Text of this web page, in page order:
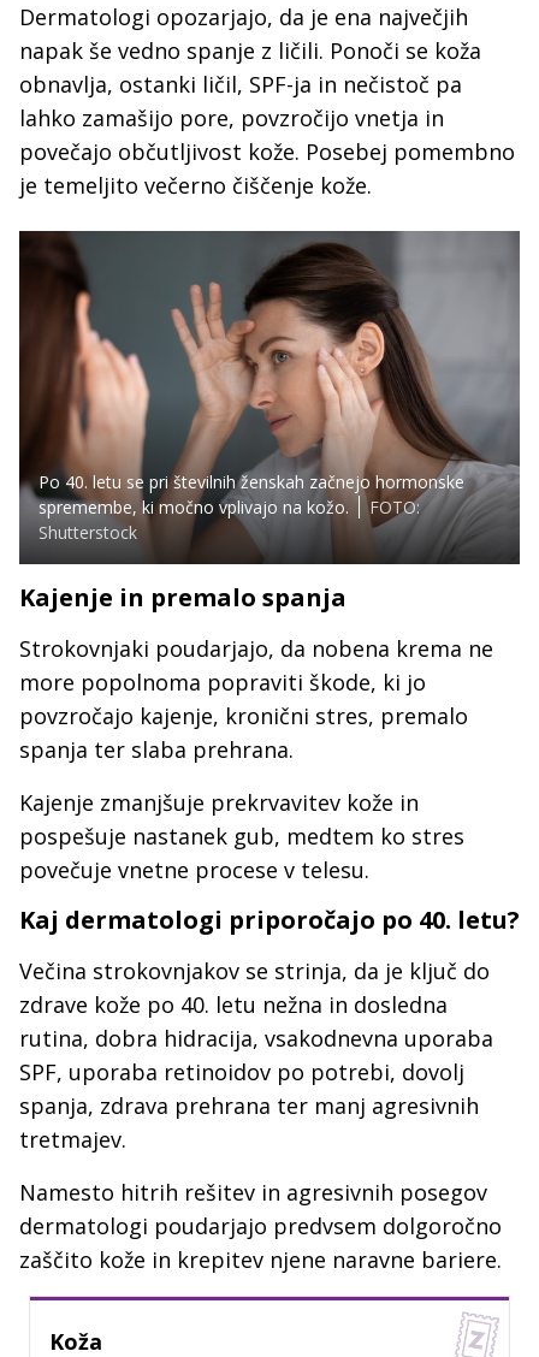
Dermatologi opozarjajo, da je ena največjih
napak še vedno spanje z ličili. Ponoči se koža
obnavlja, ostanki ličil, SPF-ja in nečistoč pa
lahko zamašijo pore, povzročijo vnetja in
povečajo občutljivost kože. Posebej pomembno
je temeljito večerno čiščenje kože.
Po 40. letu se pri številnih ženskah začnejo hormonske
spremembe, ki močno vplivajo na kožo.
FOTO:
Shutterstock
Kajenje in premalo spanja
Strokovnjaki poudarjajo, da nobena krema ne
more popolnoma popraviti škode, ki jo
povzročajo kajenje, kronični stres, premalo
spanja ter slaba prehrana.
Kajenje zmanjšuje prekrvavitev kože in
pospešuje nastanek gub, medtem ko stres
povečuje vnetne procese v telesu.
Kaj dermatologi priporočajo po 40. letu?
Večina strokovnjakov se strinja, da je ključ do
zdrave kože po 40. letu nežna in dosledna
rutina, dobra hidracija, vsakodnevna uporaba
SPF, uporaba retinoidov po potrebi, dovolj
spanja, zdrava prehrana ter manj agresivnih
tretmajev.
Namesto hitrih rešitev in agresivnih posegov
dermatologi poudarjajo predvsem dolgoročno
zaščito kože in krepitev njene naravne bariere.
Koža